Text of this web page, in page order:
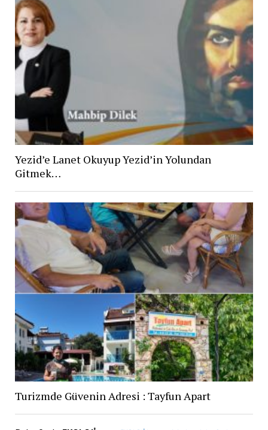
Yezid’e Lanet Okuyup Yezid’in Yolundan
Gitmek…
Turizmde Güvenin Adresi : Tayfun Apart